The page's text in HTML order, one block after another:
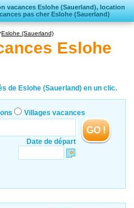
vacances Eslohe (Sauerland), location
pas cher Eslohe (Sauerland)
vacances
Eslohe (Sauerland)
Eslohe
de Eslohe (Sauerland) en un clic.
Villages vacances
Date de départ
GO !